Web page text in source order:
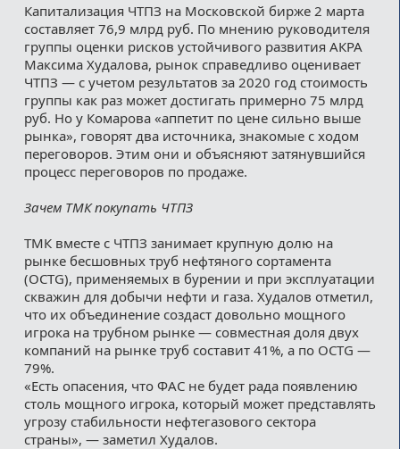
Капитализация ЧТПЗ на Московской бирже 2 марта
составляет 76,9 млрд руб. По мнению руководителя
группы оценки рисков устойчивого развития АКРА
Максима Худалова, рынок справедливо оценивает
ЧТПЗ — с учетом результатов за 2020 год стоимость
группы как раз может достигать примерно 75 млрд
руб. Но у Комарова «аппетит по цене сильно выше
рынка», говорят два источника, знакомые с ходом
переговоров. Этим они и объясняют затянувшийся
процесс переговоров по продаже.
Зачем ТМК покупать ЧТПЗ
ТМК вместе с ЧТПЗ занимает крупную долю на
рынке бесшовных труб нефтяного сортамента
(OCTG), применяемых в бурении и при эксплуатации
скважин для добычи нефти и газа. Худалов отметил,
что их объединение создаст довольно мощного
игрока на трубном рынке — совместная доля двух
компаний на рынке труб составит 41%, а по OCTG —
79%.
«Есть опасения, что ФАС не будет рада появлению
столь мощного игрока, который может представлять
угрозу стабильности нефтегазового сектора
страны», — заметил Худалов.